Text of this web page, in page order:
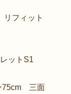
フィット
ットS1
75cm 三面